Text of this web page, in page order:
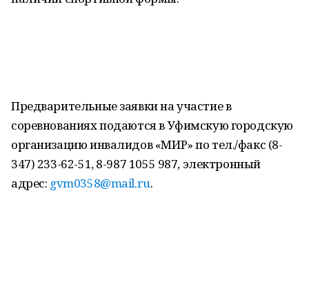
Предварительные заявки на участие в
соревнованиях подаются в Уфимскую городскую
организацию инвалидов «МИР» по тел./факс (8-
347) 233-62-51, 8-987 1055 987, электронный
адрес: gvm0358@mail.ru.